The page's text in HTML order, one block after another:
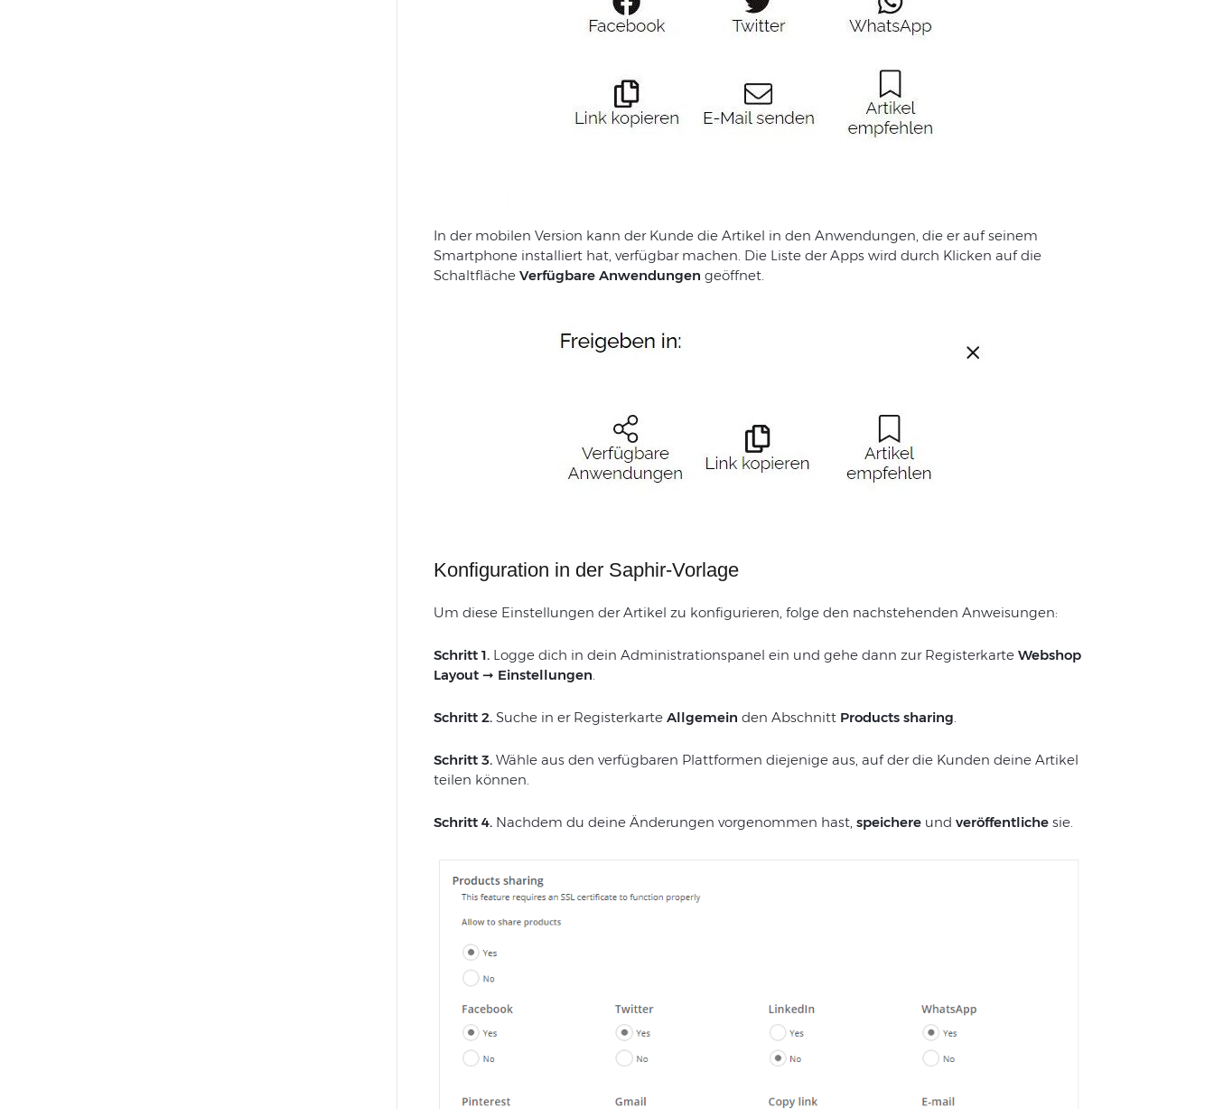
In der mobilen Version kann der Kunde die Artikel in den Anwendungen, die er auf seinem
Smartphone installiert hat, verfügbar machen. Die Liste der Apps wird durch Klicken auf die
Schaltfläche Verfügbare Anwendungen geöffnet.
Konfiguration in der Saphir-Vorlage
Um diese Einstellungen der Artikel zu konfigurieren, folge den nachstehenden Anweisungen:
Schritt 1. Logge dich in dein Administrationspanel ein und gehe dann zur RegisterkarteWebshop
Layout ➞ Einstellungen.
Schritt 2.Suche in er Registerkarte Allgemein den Abschnitt Products sharing.
Schritt 3. Wähle aus den verfügbaren Plattformen diejenige aus, auf der die Kunden deine Artikel
teilen können.
Schritt 4. Nachdem du deine Änderungen vorgenommen hast, speichereund veröffentlichesie.